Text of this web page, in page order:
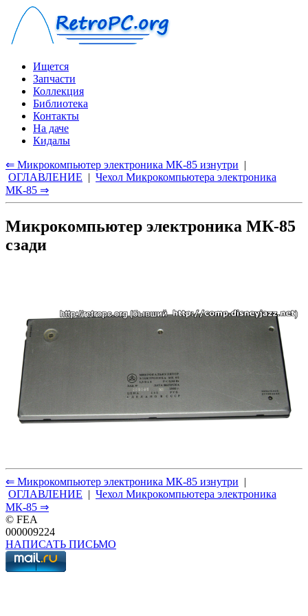
Ищется
Запчасти
Коллекция
Библиотека
Контакты
На даче
Кидалы
⇐ Микрокомпьютер электроника МК-85 изнутри |
ОГЛАВЛЕНИЕ | Чехол Микрокомпьютера электроника
МК-85 ⇒
Микрокомпьютер электроника МК-85
сзади
⇐ Микрокомпьютер электроника МК-85 изнутри |
ОГЛАВЛЕНИЕ | Чехол Микрокомпьютера электроника
МК-85 ⇒
© FEA
000009224
НАПИСАТЬ ПИСЬМО